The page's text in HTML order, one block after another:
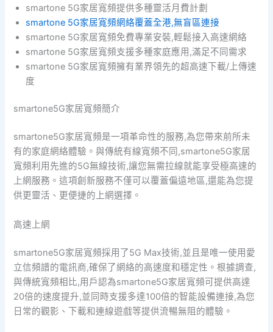
smartone 5G家居寬頻提供多種靈活月費計劃
smartone 5G家居寬頻網絡覆蓋全港,無盲區連接
smartone 5G家居寬頻免費專業安裝,輕鬆接入高速網絡
smartone 5G家居寬頻支援多種家庭應用,滿足不同需求
smartone 5G家居寬頻擁有業界領先的超高速下載/上傳速
度
smartone5G家居寬頻簡介
smartone5G家居寬頻是一項革命性的服務,為您帶來前所未
有的家庭網絡體驗。與傳統有線寬頻不同,smartone5G家居
寬頻利用先進的5G無線技術,讓您無需拉線就能享受極高速的
上網服務。這項創新服務不僅可以覆蓋偏遠地區,還能為您提
供更靈活、更便捷的上網選擇。
高速上網
smartone5G家居寬頻採用了5G Max技術,並且是唯一使用愛
立信頻譜的電訊商,確保了網絡的高速度和穩定性。根據調查,
與傳統寬頻相比,用戶認為smartone5G家居寬頻可提供高達
20倍的速度提升,並同時支援多達100倍的智能設備連接,為您
日常的觀影、下載和連線遊戲等提供流暢無阻的體驗。